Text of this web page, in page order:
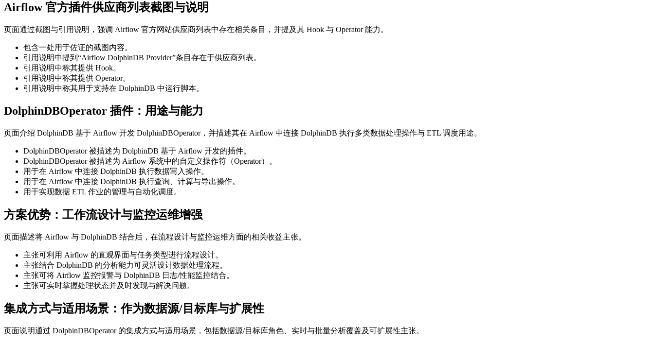
Airflow 官方插件供应商列表截图与说明
页面通过截图与引用说明，强调 Airflow 官方网站供应商列表中存在相关条目，并提及其 Hook 与 Operator 能力。
包含一处用于佐证的截图内容。
引用说明中提到“Airflow DolphinDB Provider”条目存在于供应商列表。
引用说明中称其提供 Hook。
引用说明中称其提供 Operator。
引用说明中称其用于支持在 DolphinDB 中运行脚本。
DolphinDBOperator 插件：用途与能力
页面介绍 DolphinDB 基于 Airflow 开发 DolphinDBOperator，并描述其在 Airflow 中连接 DolphinDB 执行多类数据处理操作与 ETL 调度用途。
DolphinDBOperator 被描述为 DolphinDB 基于 Airflow 开发的插件。
DolphinDBOperator 被描述为 Airflow 系统中的自定义操作符（Operator）。
用于在 Airflow 中连接 DolphinDB 执行数据写入操作。
用于在 Airflow 中连接 DolphinDB 执行查询、计算与导出操作。
用于实现数据 ETL 作业的管理与自动化调度。
方案优势：工作流设计与监控运维增强
页面描述将 Airflow 与 DolphinDB 结合后，在流程设计与监控运维方面的相关收益主张。
主张可利用 Airflow 的直观界面与任务类型进行流程设计。
主张结合 DolphinDB 的分析能力可灵活设计数据处理流程。
主张可将 Airflow 监控报警与 DolphinDB 日志/性能监控结合。
主张可实时掌握处理状态并及时发现与解决问题。
集成方式与适用场景：作为数据源/目标库与扩展性
页面说明通过 DolphinDBOperator 的集成方式与适用场景，包括数据源/目标库角色、实时与批量分析覆盖及可扩展性主张。